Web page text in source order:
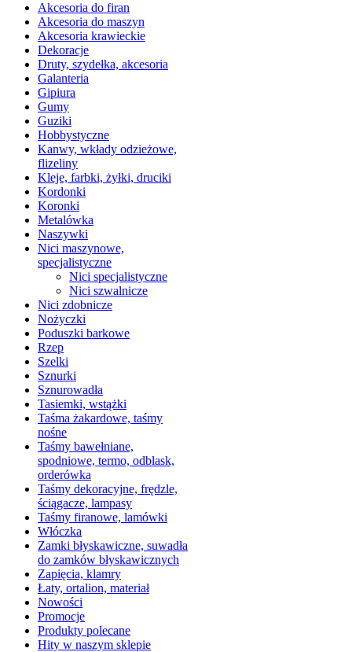
Akcesoria do firan
Akcesoria do maszyn
Akcesoria krawieckie
Dekoracje
Druty, szydełka, akcesoria
Galanteria
Gipiura
Gumy
Guziki
Hobbystyczne
Kanwy, wkłady odzieżowe,
flizeliny
Kleje, farbki, żyłki, druciki
Kordonki
Koronki
Metalówka
Naszywki
Nici maszynowe,
specjalistyczne
Nici specjalistyczne
Nici szwalnicze
Nici zdobnicze
Nożyczki
Poduszki barkowe
Rzep
Szelki
Sznurki
Sznurowadła
Tasiemki, wstążki
Taśma żakardowe, taśmy
nośne
Taśmy bawełniane,
spodniowe, termo, odblask,
orderówka
Taśmy dekoracyjne, frędzle,
ściągacze, lampasy
Taśmy firanowe, lamówki
Włóczka
Zamki błyskawiczne, suwadła
do zamków błyskawicznych
Zapięcia, klamry
Łaty, ortalion, materiał
Nowości
Promocje
Produkty polecane
Hity w naszym sklepie